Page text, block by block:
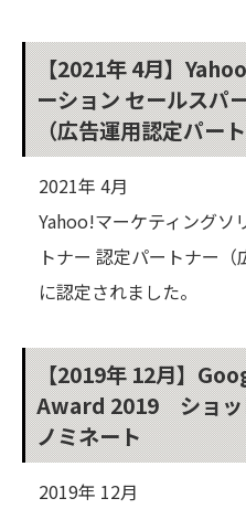
【2021年 4月】
ーション セールスパ
（広告運用認定パー
2021年 4月
Yahoo!マーケティングソ
トナー 認定パートナー（
に認定されました。
【2019年 12月】
Award 2019 ショ
ノミネート
2019年 12月